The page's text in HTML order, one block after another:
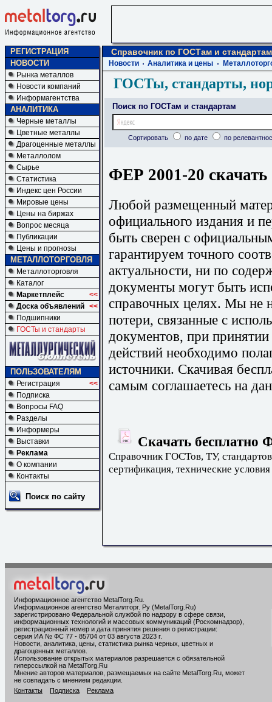
РЕГИСТРАЦИЯ
НОВОСТИ
Рынка металлов
Новости компаний
Информагентства
АНАЛИТИКА
Черные металлы
Цветные металлы
Драгоценные металлы
Металлолом
Сырье
Статистика
Индекс цен России
Мировые цены
Цены на биржах
Вопрос месяца
Публикации
Цены и прогнозы
МЕТАЛЛОТОРГОВЛЯ
Металлоторговля
Каталог
Маркетплейс
<<
Доска объявлений <<
Подшипники
ГОСТы и стандарты
ПОЛЬЗОВАТЕЛЯМ
Регистрация
<<
Подписка
Вопросы FAQ
Разделы
Информеры
Выставки
Реклама
О компании
Контакты
Поиск по сайту
Справочник по ГОСТам и стандартам
Новости Аналитика и цены
ГОСТы, стандарты,
Поиск по ГОСТам и стандартам
Сортировать по дате по
ФЕР 2001-20 скачать
Любой размещенный
официального издания и
быть сверен с
гарантируем точного
актуальности, ни по
документы могут быть
справочных целях. Мы не
потери, связанные с
документов, при
действий необходимо
источники. Скачивая
самым соглашаетесь на
Скачать бесплатно
Справочник ГОСТов, ТУ,
сертификация, технические условия
Информационное агентство MetalTorg.Ru
Информационное агентство Металлторг. Ру (MetalTorg.Ru)
зарегистрировано Федеральной службой по надзору в сфере связи,
информационных технологий и массовых коммуникаций (Роскомнадзор),
регистрационный номер и дата принятия решения о регистрации:
серия ИА № ФС 77 - 85704 от 03 августа 2023 г.
Новости, аналитика, цены, статистика рынка черных, цветных и
драгоценных металлов.
Использование открытых материалов разрешается с обязательной
гиперссылкой на MetalTorg.Ru
Мнение авторов материалов, размещаемых на сайте MetalTorg.Ru, может
не совпадать с мнением редакции.
Контакты
Подписка Реклама